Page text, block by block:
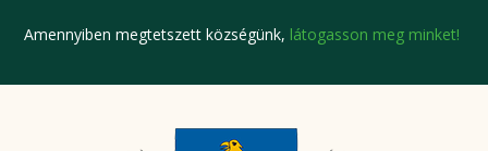
Amennyiben megtetszett községünk, látogasson meg minket!